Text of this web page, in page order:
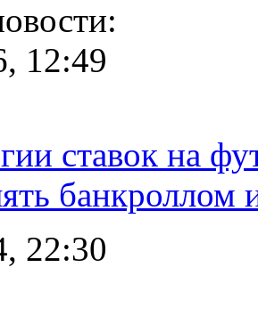
12:49
ставок на
банкроллом
22:30